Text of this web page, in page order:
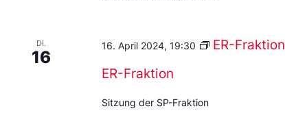
DI.
16
ER-Fraktion
16. April 2024, 19:30 ER-Fraktion
Sitzung der SP-Fraktion